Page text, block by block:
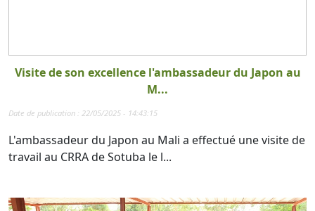
Visite de son excellence l'ambassadeur du Japon au
M...
Date de publication : 22/05/2025 - 14:43:15
L'ambassadeur du Japon au Mali a effectué une visite de
travail au CRRA de Sotuba le l...